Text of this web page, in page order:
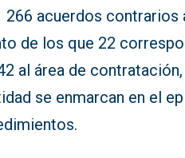
266 acuerdos contrarios
de los que 22
al área de
se enmarcan en el